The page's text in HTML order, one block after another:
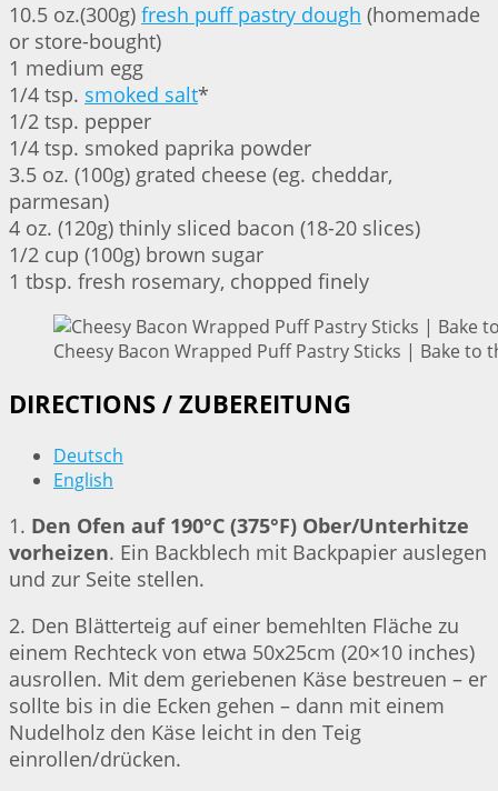
10.5 oz.(300g) fresh puff pastry dough (homemade
or store-bought)
1 medium egg
1/4 tsp. smoked salt*
1/2 tsp. pepper
1/4 tsp. smoked paprika powder
3.5 oz. (100g) grated cheese (eg. cheddar,
parmesan)
4 oz. (120g) thinly sliced bacon (18-20 slices)
1/2 cup (100g) brown sugar
1 tbsp. fresh rosemary, chopped finely
Cheesy Bacon Wrapped Puff Pastry Sticks | Bake to
DIRECTIONS / ZUBEREITUNG
Deutsch
English
1. Den Ofen auf 190°C (375°F) Ober/Unterhitze
vorheizen. Ein Backblech mit Backpapier auslegen
und zur Seite stellen.
2. Den Blätterteig auf einer bemehlten Fläche zu
einem Rechteck von etwa 50x25cm (20×10 inches)
ausrollen. Mit dem geriebenen Käse bestreuen – er
sollte bis in die Ecken gehen – dann mit einem
Nudelholz den Käse leicht in den Teig
einrollen/drücken.